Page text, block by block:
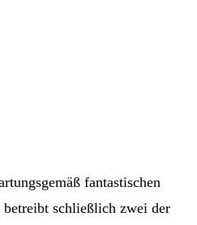
fantastischen
schließlich zwei der